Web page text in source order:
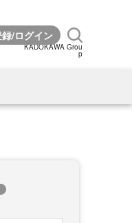
KADOKAWA Grou
p